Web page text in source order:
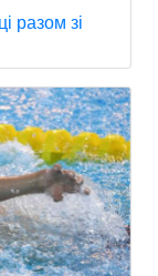
разом зі